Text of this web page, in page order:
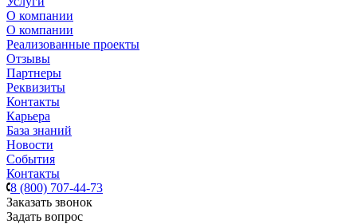
О компании
О компании
Реализованные проекты
Отзывы
Партнеры
Реквизиты
Контакты
Карьера
База знаний
Новости
События
Контакты
8 (800) 707-44-73
Заказать звонок
Задать вопрос